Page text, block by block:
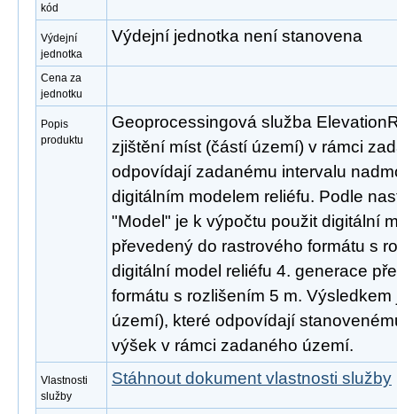
kód
Výdejní
jednotka
Výdejní jednotka není stanovena
Cena za
jednotku
Popis
produktu
Geoprocessingová služba
zjištění míst (částí území) v rámci
odpovídají zadanému intervalu
digitálním modelem reliéfu. Podle
"Model" je k výpočtu použit digitální
převedený do rastrového formátu s
digitální model reliéfu 4. generace
formátu s rozlišením 5 m.
území), které odpovídají
výšek v rámci zadaného území.
Vlastnosti
služby
Stáhnout dokument vlastnosti služby